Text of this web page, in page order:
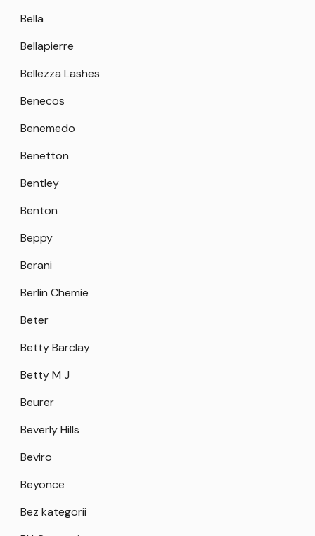
Bella
Bellapierre
Bellezza Lashes
Benecos
Benemedo
Benetton
Bentley
Benton
Beppy
Berani
Berlin Chemie
Beter
Betty Barclay
Betty M J
Beurer
Beverly Hills
Beviro
Beyonce
Bez kategorii